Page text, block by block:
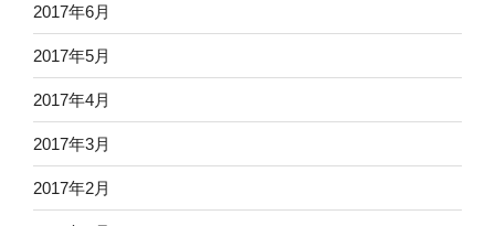
2017年6月
2017年5月
2017年4月
2017年3月
2017年2月